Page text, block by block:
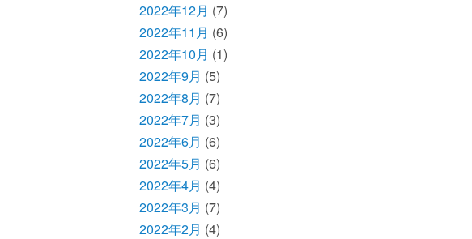
2022年12月 (7)
2022年11月 (6)
2022年10月 (1)
2022年9月 (5)
2022年8月 (7)
2022年7月 (3)
2022年6月 (6)
2022年5月 (6)
2022年4月 (4)
2022年3月 (7)
2022年2月 (4)